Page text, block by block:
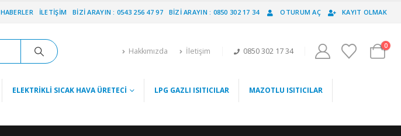
HABERLER İLETIŞIM BIZI ARAYIN : 0543 256 47 97 BIZI ARAYIN : 0850 302 17 34 OTURUM AÇ KAYIT OLMAK
Hakkımızda İletişim 0850 302 17 34
0
ELEKTRIKLI SICAK HAVA ÜRETECI LPG GAZLI ISITICILAR MAZOTLU ISITICILAR